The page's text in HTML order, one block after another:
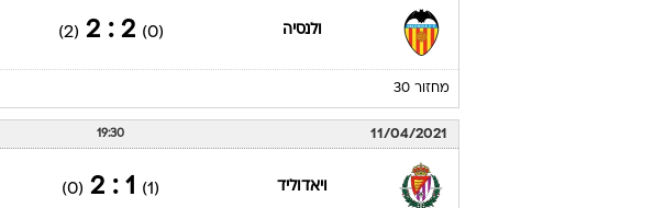
ולנסיה (0)
2 : 2
(2)
מחזור 30
11/04/2021
19:30
ויאדוליד (1)
1 : 2
(0)